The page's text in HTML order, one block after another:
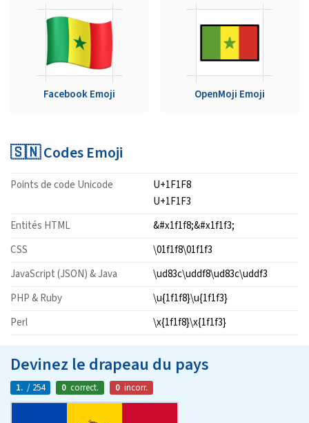
Facebook Emoji OpenMoji Emoji
🇸🇳 Codes Emoji
Points de code Unicode
U+1F1F8
U+1F1F3
Entités HTML
&#x1f1f8;&#x1f1f3;
CSS
\01f1f8\01f1f3
JavaScript (JSON) & Java
\ud83c\uddf8\ud83c\uddf3
PHP & Ruby
\u{1f1f8}\u{1f1f3}
Perl
\x{1f1f8}\x{1f1f3}
Devinez le drapeau du pays
1. / 254 0 correct. 0 incorr.